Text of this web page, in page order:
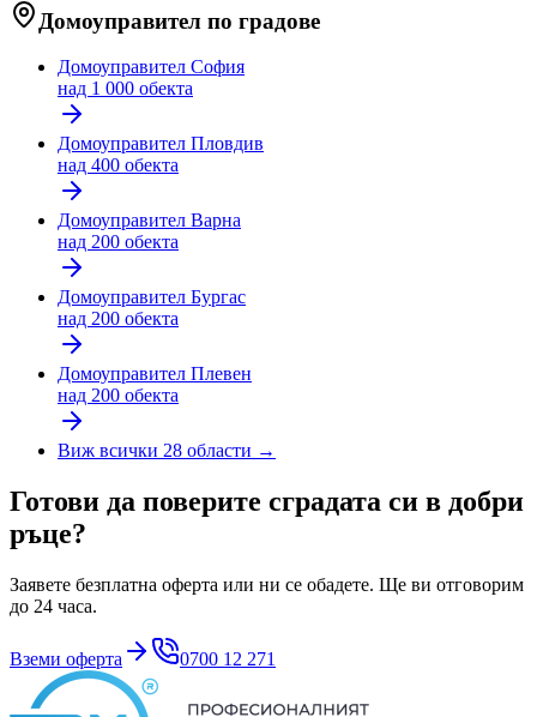
Домоуправител по градове
Домоуправител София
над 1 000 обекта
Домоуправител Пловдив
над 400 обекта
Домоуправител Варна
над 200 обекта
Домоуправител Бургас
над 200 обекта
Домоуправител Плевен
над 200 обекта
Виж всички 28 области →
Готови да поверите сградата си в добри
ръце?
Заявете безплатна оферта или ни се обадете. Ще ви отговорим
до 24 часа.
Вземи оферта 0700 12 271